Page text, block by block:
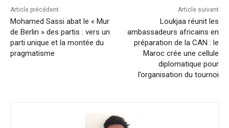
Article précédent
Mohamed Sassi abat le « Mur
de Berlin » des partis : vers un
parti unique et la montée du
pragmatisme
Article suivant
Loukjaa réunit les
ambassadeurs africains en
préparation de la CAN : le
Maroc crée une cellule
diplomatique pour
l’organisation du tournoi